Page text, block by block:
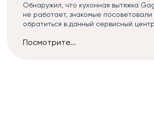
Обнаружил, что кухонная вытяжка
не работает, знакомые посоветовали
обратиться в данный сервисный центр, со мной
сожалению, такой ремонт кухонных
всё быстро и без дополнительных
Посмотрите...